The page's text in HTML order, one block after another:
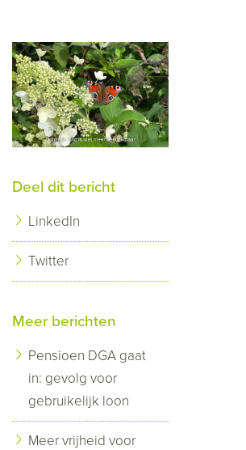
Deel dit bericht
LinkedIn
Twitter
Meer berichten
Pensioen DGA gaat
in: gevolg voor
gebruikelijk loon
Meer vrijheid voor